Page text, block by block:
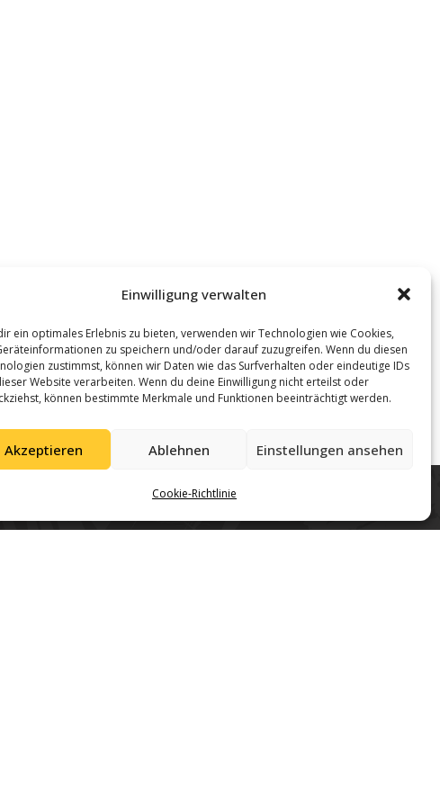
Einwilligung verwalten
ein optimales Erlebnis zu bieten, verwenden wir Technologien wie Cookies,
zu speichern und/oder darauf zuzugreifen. Wenn du diesen
zustimmst, können wir Daten wie das Surfverhalten oder eindeutige IDs
Website verarbeiten. Wenn du deine Einwilligung nicht erteilst oder
können bestimmte Merkmale und Funktionen beeinträchtigt werden.
Akzeptieren Ablehnen Einstellungen ansehen
Cookie-Richtlinie